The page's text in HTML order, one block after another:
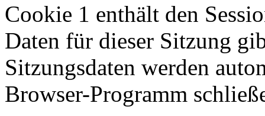
Cookie 1 enthält den
Daten für dieser Sitzung
Sitzungsdaten werden
Browser-Programm